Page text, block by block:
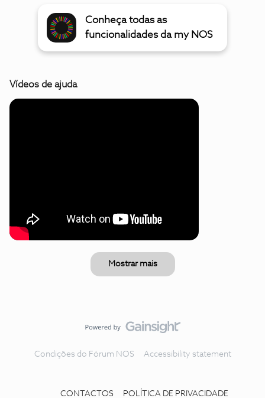
Conheça todas as
funcionalidades da my NOS
Vídeos de ajuda
Mostrar mais
Condições do Fórum NOS Accessibility statement
CONTACTOS POLÍTICA DE PRIVACIDADE